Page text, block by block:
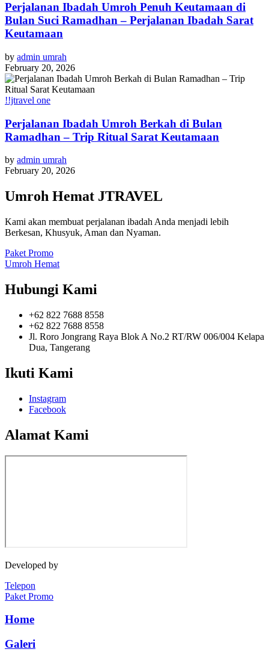
Perjalanan Ibadah Umroh Penuh Keutamaan di
Bulan Suci Ramadhan – Perjalanan Ibadah Sarat
Keutamaan
by admin umrah
February 20, 2026
!!jtravel one
Perjalanan Ibadah Umroh Berkah di Bulan
Ramadhan – Trip Ritual Sarat Keutamaan
by admin umrah
February 20, 2026
Umroh Hemat JTRAVEL
Kami akan membuat perjalanan ibadah Anda menjadi lebih
Berkesan, Khusyuk, Aman dan Nyaman.
Paket Promo
Umroh Hemat
Hubungi Kami
+62 822 7688 8558
+62 822 7688 8558
Jl. Roro Jongrang Raya Blok A No.2 RT/RW 006/004 Kelapa
Dua, Tangerang
Ikuti Kami
Instagram
Facebook
Alamat Kami
Developed by
Telepon
Paket Promo
Home
Galeri